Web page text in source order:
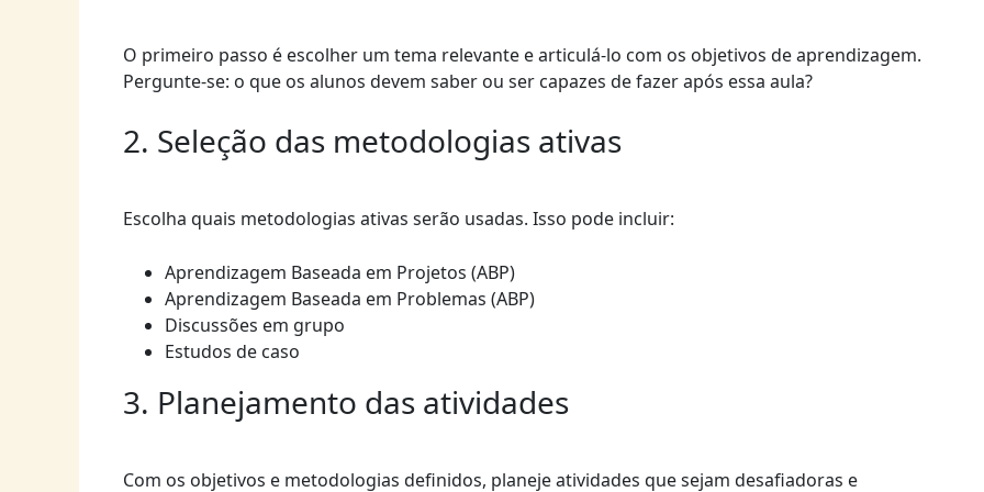
O primeiro passo é escolher um tema relevante e articulá-lo com os objetivos de aprendizagem.
Pergunte-se: o que os alunos devem saber ou ser capazes de fazer após essa aula?
2. Seleção das metodologias ativas
Escolha quais metodologias ativas serão usadas. Isso pode incluir:
Aprendizagem Baseada em Projetos (ABP)
Aprendizagem Baseada em Problemas (ABP)
Discussões em grupo
Estudos de caso
3. Planejamento das atividades
Com os objetivos e metodologias definidos, planeje atividades que sejam desafiadoras e